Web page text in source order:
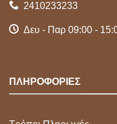
2410233233
Δευ - Παρ 09:00 -
ΠΛΗΡΟΦΟΡΙΕΣ